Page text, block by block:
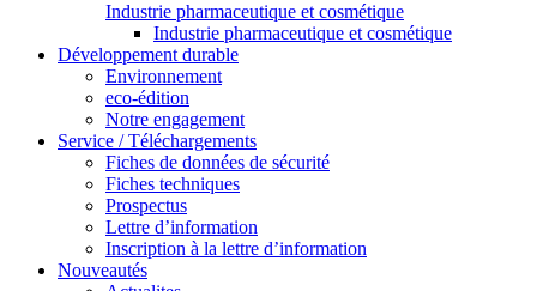
Industrie pharmaceutique et cosmétique
Industrie pharmaceutique et cosmétique
Développement durable
Environnement
eco-édition
Notre engagement
Service / Téléchargements
Fiches de données de sécurité
Fiches techniques
Prospectus
Lettre d’information
Inscription à la lettre d’information
Nouveautés